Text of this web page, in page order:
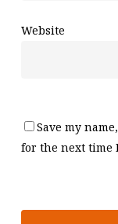
Website
Save my
for the next time